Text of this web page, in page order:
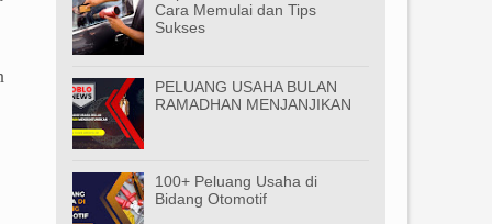
Cara Memulai dan Tips
Sukses
PELUANG USAHA BULAN
RAMADHAN MENJANJIKAN
100+ Peluang Usaha di
Bidang Otomotif